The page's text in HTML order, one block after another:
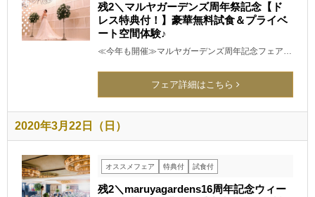
残2＼マルヤガーデンズ周年祭記念【ド
レス特典付！】豪華無料試食＆プライベ
ート空間体験♪
≪今年も開催≫マルヤガーデンズ周年記念フェア…
フェア詳細はこちら
2020年3月22日（日）
オススメフェア 特典付 試食付
残2＼maruyagardens16周年記念ウィー